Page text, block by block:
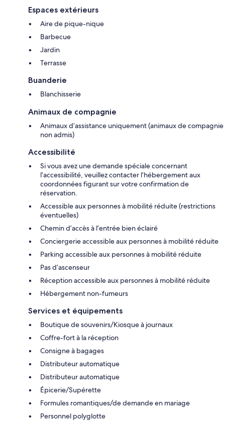
Espaces extérieurs
Aire de pique-nique
Barbecue
Jardin
Terrasse
Buanderie
Blanchisserie
Animaux de compagnie
Animaux d’assistance uniquement (animaux de compagnie
non admis)
Accessibilité
Si vous avez une demande spéciale concernant
l’accessibilité, veuillez contacter l’hébergement aux
coordonnées figurant sur votre confirmation de
réservation.
Accessible aux personnes à mobilité réduite (restrictions
éventuelles)
Chemin d’accès à l’entrée bien éclairé
Conciergerie accessible aux personnes à mobilité réduite
Parking accessible aux personnes à mobilité réduite
Pas d’ascenseur
Réception accessible aux personnes à mobilité réduite
Hébergement non-fumeurs
Services et équipements
Boutique de souvenirs/Kiosque à journaux
Coffre-fort à la réception
Consigne à bagages
Distributeur automatique
Distributeur automatique
Épicerie/Supérette
Formules romantiques/de demande en mariage
Personnel polyglotte